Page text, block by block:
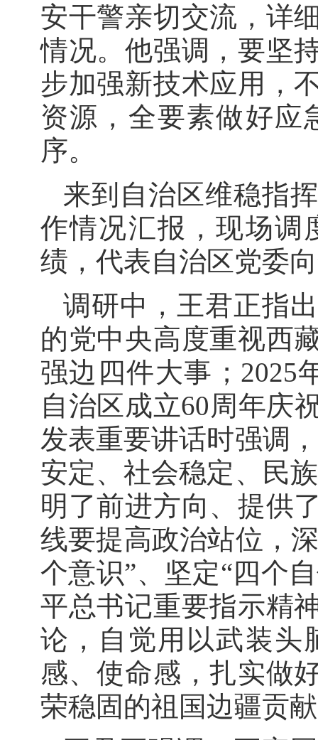
安干警亲切交流，详
情况。他强调，要坚
步加强新技术应用，
资源，全要素做好应
序。
来到自治区维稳指
作情况汇报，现场调
绩，代表自治区党委
调研中，王君正指
的党中央高度重视西
强边四件大事；2025
自治区成立60周年庆
发表重要讲话时强调
安定、社会稳定、民
明了前进方向、提供
线要提高政治站位，
个意识”、坚定“四个
平总书记重要指示精
论，自觉用以武装头
感、使命感，扎实做
荣稳固的祖国边疆贡